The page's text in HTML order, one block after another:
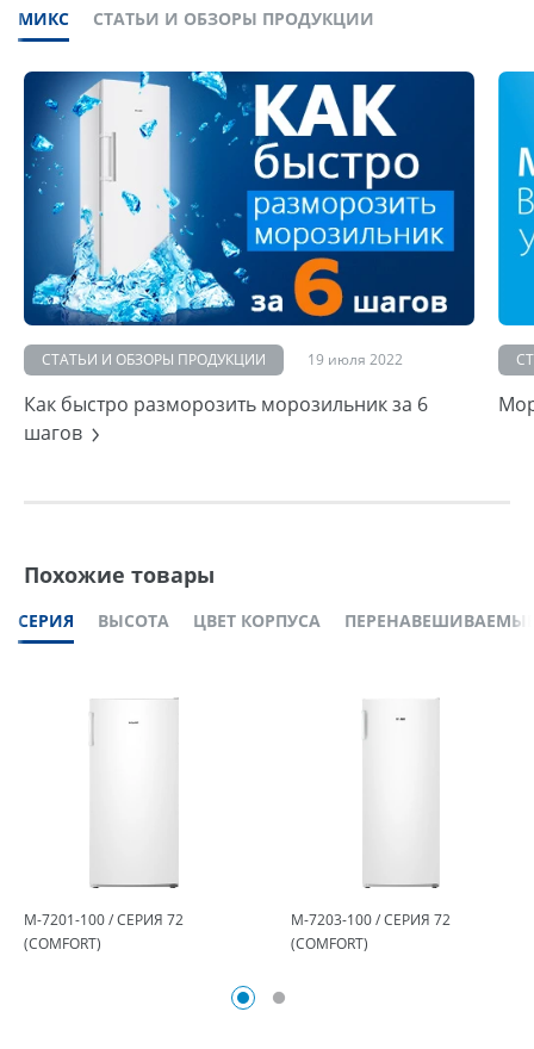
МИКС СТАТЬИ И ОБЗОРЫ ПРОДУКЦИИ
СТАТЬИ И ОБЗОРЫ ПРОДУКЦИИ 19 июля 2022
Как быстро разморозить морозильник за 6
шагов
Похожие товары
СЕРИЯ ВЫСОТА ЦВЕТ КОРПУСА
М-7201-100 / СЕРИЯ 72
(COMFORT)
М-7203-100 / СЕРИЯ 72
(COMFORT)